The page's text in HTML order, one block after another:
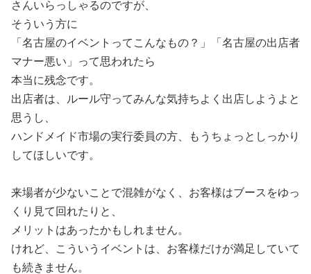
さんいらっしゃるのですが、
そういう方に
「名古屋のイベントってこんなもの？」「名古屋の出店者
マナー悪い」って思われたら
本当に残念です。
出店者は、ルール守ってみんな気持ちよく出店しようよと
思うし、
ハンドメイド市場の実行委員の方、もうちょっとしっかり
してほしいです。
来場者が少ないことで混雑がなく、お客様はブースをゆっ
くり見て回れたりと、
メリットはあったかもしれません。
けれど、こういうイベントは、お客様だけが満足していて
も続きません。